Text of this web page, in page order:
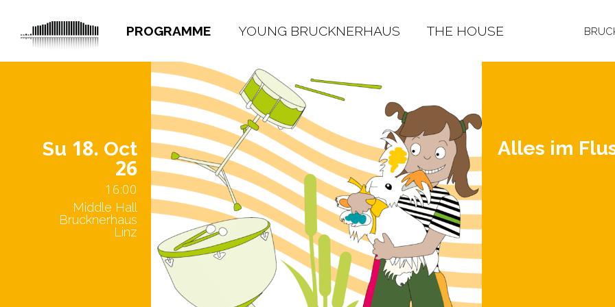
PROGRAMME YOUNG BRUCKNERHAUS THE HOUSE
Su 18. Oct
26
16:00
Middle Hall
Brucknerhaus
Linz
Alles im